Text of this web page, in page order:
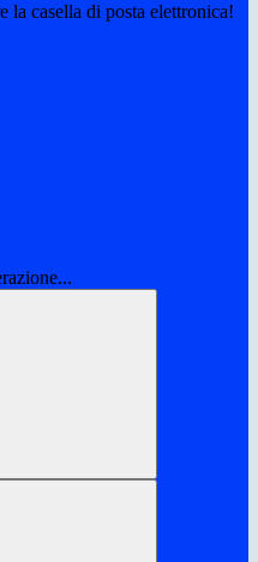
la casella di posta elettronica!